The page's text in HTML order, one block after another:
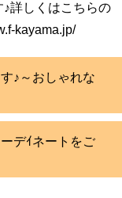
詳しくはこちらの
kayama.jp/
♪～おしゃれな
デｲネートをご